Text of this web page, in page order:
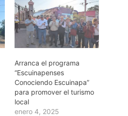
Arranca el programa
“Escuinapenses
Conociendo Escuinapa”
para promover el turismo
local
enero 4, 2025